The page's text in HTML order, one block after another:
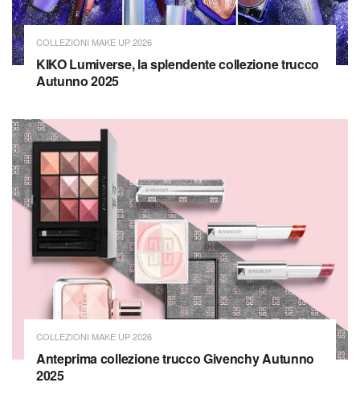
COLLEZIONI MAKE UP 2026
KIKO Lumiverse, la splendente collezione trucco
Autunno 2025
COLLEZIONI MAKE UP 2026
Anteprima collezione trucco Givenchy Autunno
2025